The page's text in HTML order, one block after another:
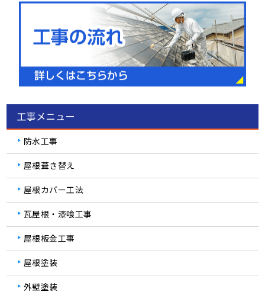
工事メニュー
防水工事
屋根葺き替え
屋根カバー工法
瓦屋根・漆喰工事
屋根板金工事
屋根塗装
外壁塗装